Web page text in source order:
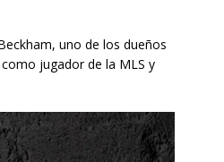
uno de los dueños
jugador de la MLS y